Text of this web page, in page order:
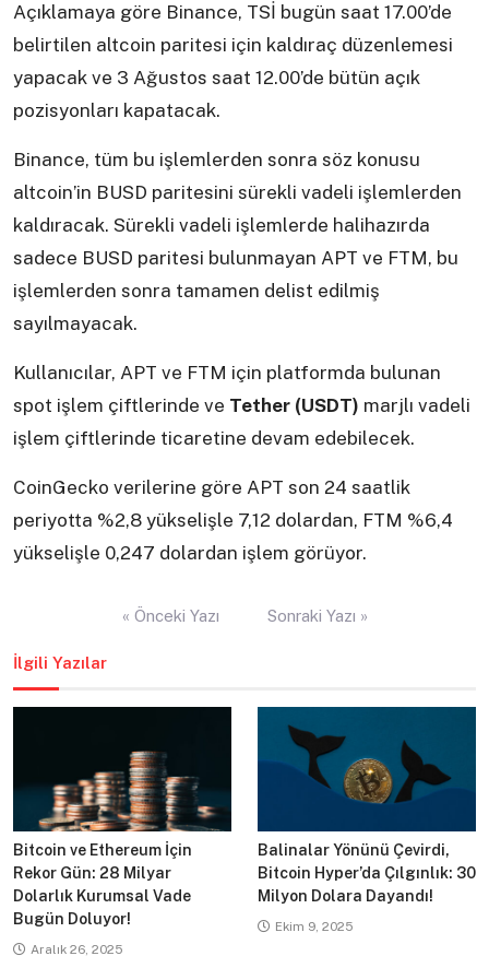
Açıklamaya göre Binance, TSİ bugün saat 17.00’de
belirtilen altcoin paritesi için kaldıraç düzenlemesi
yapacak ve 3 Ağustos saat 12.00’de bütün açık
pozisyonları kapatacak.
Binance, tüm bu işlemlerden sonra söz konusu
altcoin’in BUSD paritesini sürekli vadeli işlemlerden
kaldıracak. Sürekli vadeli işlemlerde halihazırda
sadece BUSD paritesi bulunmayan APT ve FTM, bu
işlemlerden sonra tamamen delist edilmiş
sayılmayacak.
Kullanıcılar, APT ve FTM için platformda bulunan
spot işlem çiftlerinde ve Tether (USDT) marjlı vadeli
işlem çiftlerinde ticaretine devam edebilecek.
CoinGecko verilerine göre APT son 24 saatlik
periyotta %2,8 yükselişle 7,12 dolardan, FTM %6,4
yükselişle 0,247 dolardan işlem görüyor.
« Önceki Yazı Sonraki Yazı »
İlgili Yazılar
Bitcoin ve Ethereum İçin
Rekor Gün: 28 Milyar
Dolarlık Kurumsal Vade
Bugün Doluyor!
Aralık 26, 2025
Balinalar Yönünü Çevirdi,
Bitcoin Hyper’da Çılgınlık: 30
Milyon Dolara Dayandı!
Ekim 9, 2025